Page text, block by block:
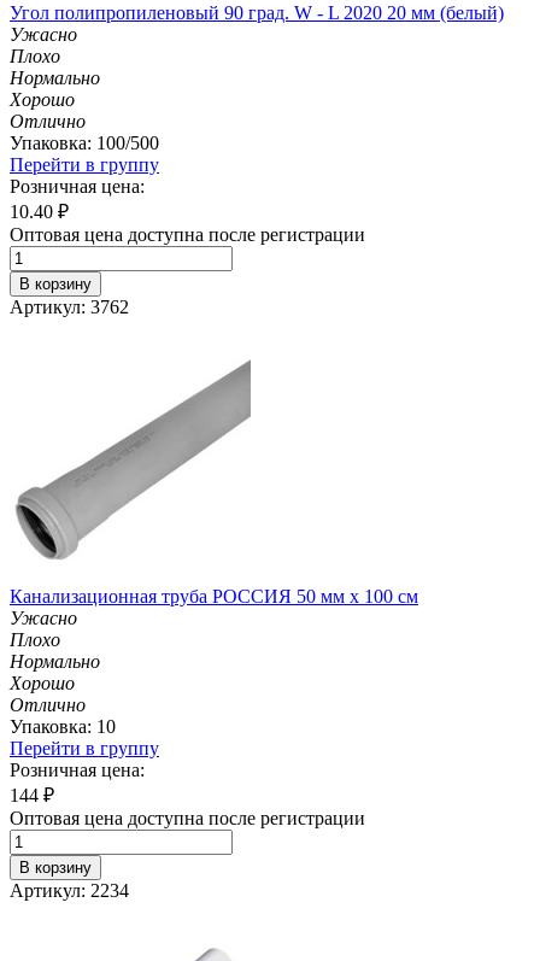
Угол полипропиленовый 90 град. W - L 2020 20 мм (белый)
Ужасно
Плохо
Нормально
Хорошо
Отлично
Упаковка: 100/500
Перейти в группу
Розничная цена:
10.40 ₽
Оптовая цена доступна после регистрации
В корзину
Артикул: 3762
Канализационная труба РОССИЯ 50 мм х 100 см
Ужасно
Плохо
Нормально
Хорошо
Отлично
Упаковка: 10
Перейти в группу
Розничная цена:
144 ₽
Оптовая цена доступна после регистрации
В корзину
Артикул: 2234